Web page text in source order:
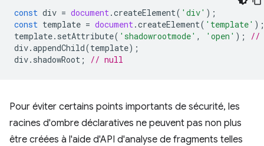
const div = document.createElement( 'div' );
const template = document.createElement( 'template' );
template. setAttribute( 'shadowrootmode' , 'open' );
//
div.appendChild(template);
div. shadowRoot ; // null
Pour éviter certains points importants de sécurité, les
racines d'ombre déclaratives ne peuvent pas non plus
être créées à l'aide d'API d'analyse de fragments telles